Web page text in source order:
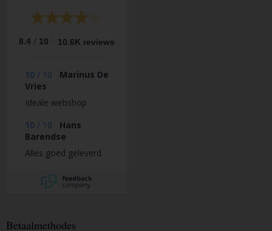
8.4 / 10 10.6K reviews
10 / 10
Marinus De
Vries
Ideale webshop
10 / 10
Hans
Barendse
Alles goed geleverd
Betaalmethodes